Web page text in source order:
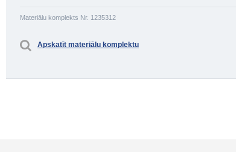
Materiālu komplekts Nr. 1235312
Apskatīt materiālu komplektu